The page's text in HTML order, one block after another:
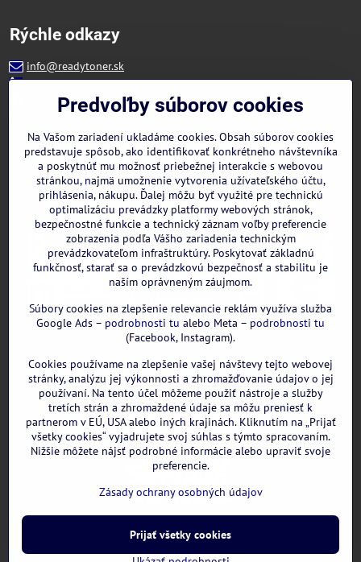
Rýchle odkazy
info@readytoner.sk
+421 944 322 536 (PO-PIA: 09:00- 15:00)
Facebook
Instagram
WhatsApp
GOOGLE recenzie:
©2026Copyright
Predvoľby súkromiaZásady ochrany osobných údajov
Predvoľby súborov cookies
Na Vašom zariadení ukladáme cookies. Obsah súborov cookies
predstavuje spôsob, ako identifikovať konkrétneho návštevníka
a poskytnúť mu možnosť priebežnej interakcie s webovou
stránkou, najmä umožnenie vytvorenia užívateľského účtu,
prihlásenia, nákupu. Ďalej môžu byť využité pre technickú
optimalizáciu prevádzky platformy webových stránok,
bezpečnostné funkcie a technický záznam voľby preferencie
zobrazenia podľa Vášho zariadenia technickým
prevádzkovateľom infraštruktúry. Poskytovať základnú
funkčnosť, starať sa o prevádzkovú bezpečnosť a stabilitu je
naším oprávneným záujmom.
Súbory cookies na zlepšenie relevancie reklám využíva služba
Google Ads – podrobnosti tu alebo Meta – podrobnosti tu
(Facebook, Instagram).
Cookies používame na zlepšenie vašej návštevy tejto webovej
stránky, analýzu jej výkonnosti a zhromažďovanie údajov o jej
používaní. Na tento účel môžeme použiť nástroje a služby
tretích strán a zhromaždené údaje sa môžu preniesť k
partnerom v EÚ, USA alebo iných krajinách. Kliknutím na „Prijať
všetky cookies“ vyjadrujete svoj súhlas s týmto spracovaním.
Nižšie môžete nájsť podrobné informácie alebo upraviť svoje
preferencie.
Zásady ochrany osobných údajov
Prijať všetky cookies